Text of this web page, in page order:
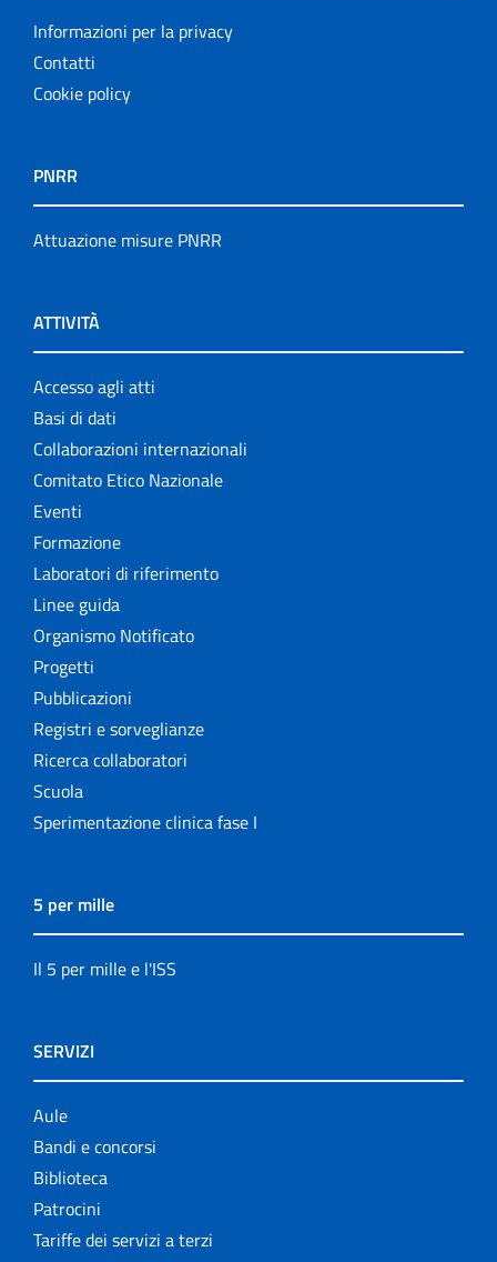
Informazioni per la privacy
Contatti
Cookie policy
PNRR
Attuazione misure PNRR
ATTIVITÀ
Accesso agli atti
Basi di dati
Collaborazioni internazionali
Comitato Etico Nazionale
Eventi
Formazione
Laboratori di riferimento
Linee guida
Organismo Notificato
Progetti
Pubblicazioni
Registri e sorveglianze
Ricerca collaboratori
Scuola
Sperimentazione clinica fase I
5 per mille
Il 5 per mille e l'ISS
SERVIZI
Aule
Bandi e concorsi
Biblioteca
Patrocini
Tariffe dei servizi a terzi